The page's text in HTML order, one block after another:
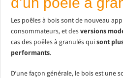
Les poêles à bois sont de nouveau
consommateurs, et desversions
cas des poêles à granulés quisont
performants.
D’une façon générale, le bois est une